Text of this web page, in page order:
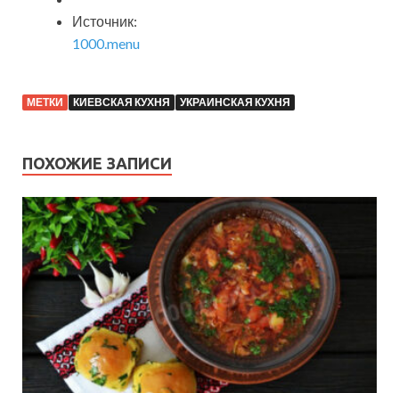
Источник:
1000.menu
МЕТКИ КИЕВСКАЯ КУХНЯ УКРАИНСКАЯ КУХНЯ
ПОХОЖИЕ ЗАПИСИ